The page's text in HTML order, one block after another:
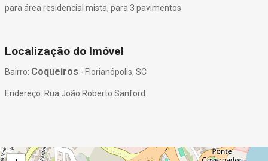
para área residencial mista, para 3 pavimentos
Localização do Imóvel
Bairro: Coqueiros - Florianópolis, SC
Endereço: Rua João Roberto Sanford